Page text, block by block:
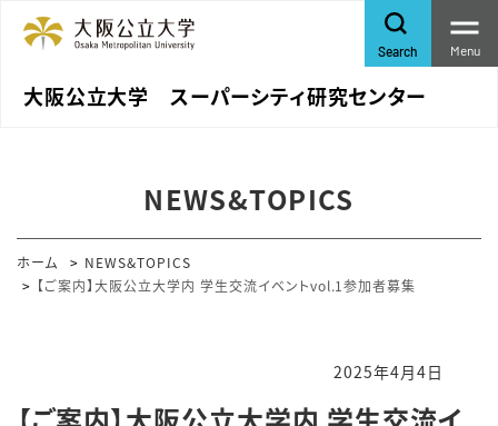
大阪公立大学 スーパーシティ研究センター
Search Menu
NEWS&TOPICS
ホーム
NEWS&TOPICS
【ご案内】大阪公立大学内 学生交流イベントvol.1参加者募集
2025年4月4日